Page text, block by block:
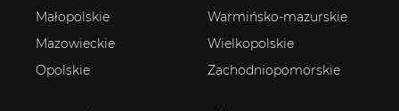
Małopolskie
Mazowieckie
Opolskie
Warmińsko-mazurskie
Wielkopolskie
Zachodniopomorskie